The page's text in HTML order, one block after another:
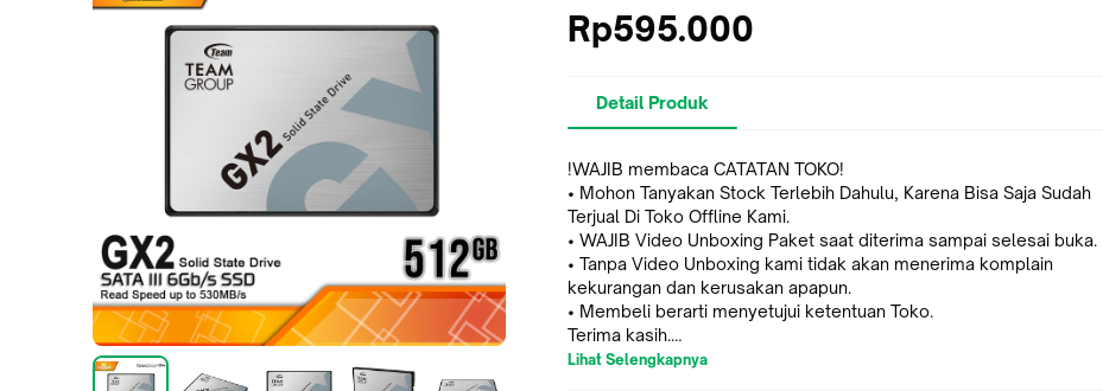
Rp595.000
Detail Produk
!WAJIB membaca CATATAN TOKO!
• Mohon Tanyakan Stock Terlebih Dahulu, Karena Bisa Saja Sudah
Terjual Di Toko Offline Kami.
• WAJIB Video Unboxing Paket saat diterima sampai selesai buka.
• Tanpa Video Unboxing kami tidak akan menerima komplain
kekurangan dan kerusakan apapun.
• Membeli berarti menyetujui ketentuan Toko.
Terima kasih.
Lihat Selengkapnya